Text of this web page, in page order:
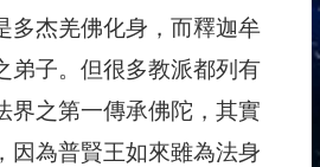
多杰羌佛化身，而釋迦牟
弟子。但很多教派都列有
界之第一傳承佛陀，其實
因為普賢王如來雖為法身